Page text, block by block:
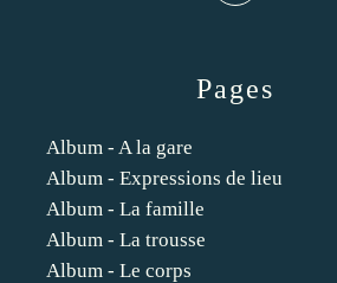
Pages
Album - A la gare
Album - Expressions de lieu
Album - La famille
Album - La trousse
Album - Le corps